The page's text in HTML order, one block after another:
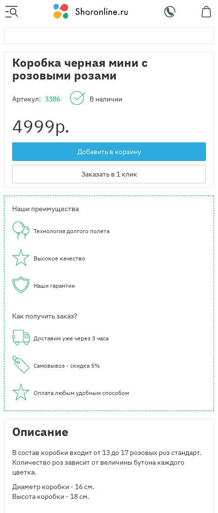
Коробка черная мини с
розовыми розами
Артикул: 3386 В наличии
4999р.
Добавить в корзину
Заказать в 1 клик
Наши преимущества
Технология долгого полета
Высокое качество
Наши гарантии
Как получить заказ?
Доставим уже через 3 часа
Самовывоз - скидка 5%
Оплата любым удобным способом
Описание
В состав коробки входит от 13 до 17 розовых роз стандарт.
Количество роз зависит от величины бутона каждого
цветка.
Диаметр коробки - 16 см.
Высота коробки - 18 см.